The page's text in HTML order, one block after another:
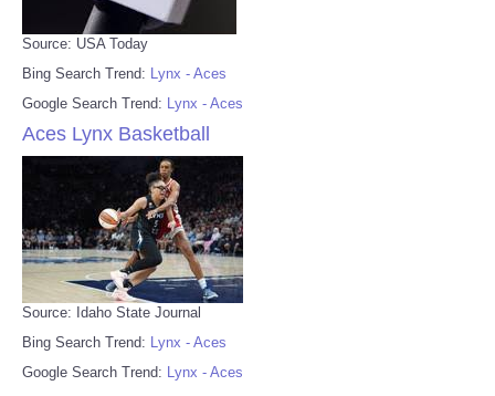
Source: USA Today
Bing Search Trend: Lynx - Aces
Google Search Trend: Lynx - Aces
Aces Lynx Basketball
Source: Idaho State Journal
Bing Search Trend: Lynx - Aces
Google Search Trend: Lynx - Aces